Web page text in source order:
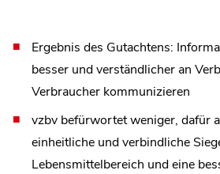
Ergebnis des Gutachtens:
besser und verständlicher an
Verbraucher kommunizieren
vzbv befürwortet weniger, dafür
einheitliche und verbindliche
Lebensmittelbereich und eine